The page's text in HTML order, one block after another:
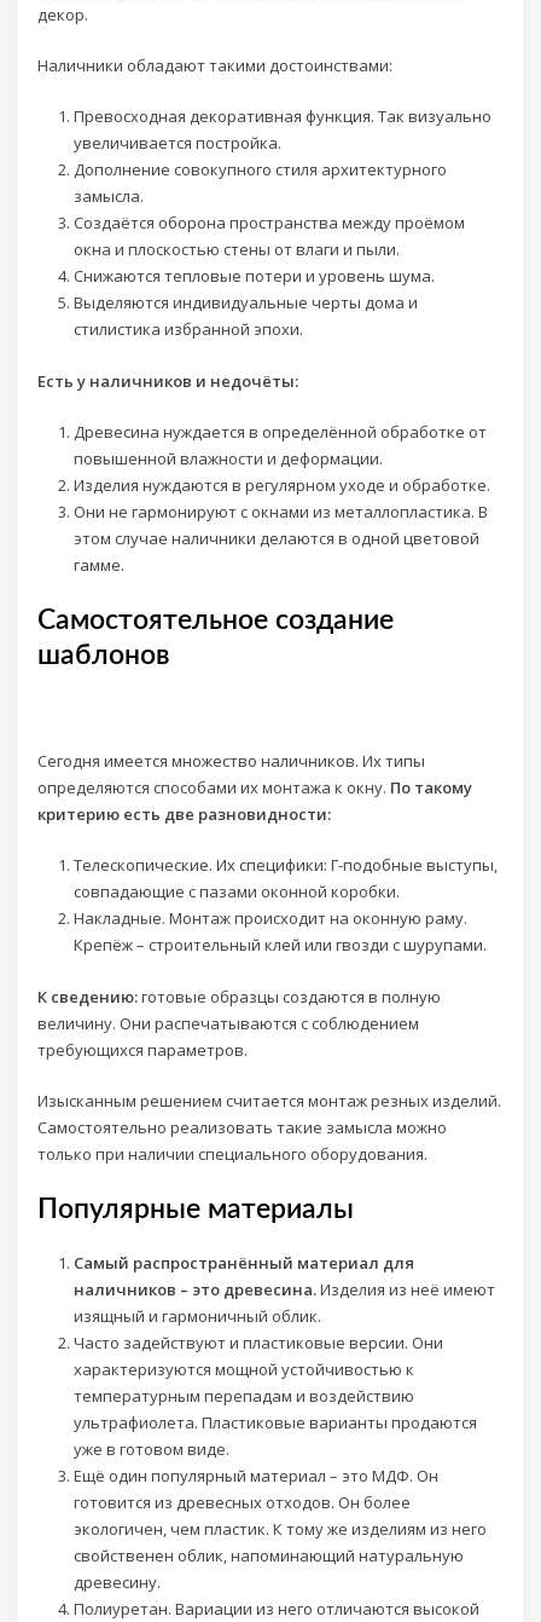
декор.
Наличники обладают такими достоинствами:
Превосходная декоративная функция. Так визуально
увеличивается постройка.
Дополнение совокупного стиля архитектурного
замысла.
Создаётся оборона пространства между проёмом
окна и плоскостью стены от влаги и пыли.
Снижаются тепловые потери и уровень шума.
Выделяются индивидуальные черты дома и
стилистика избранной эпохи.
Есть у наличников и недочёты:
Древесина нуждается в определённой обработке от
повышенной влажности и деформации.
Изделия нуждаются в регулярном уходе и обработке.
Они не гармонируют с окнами из металлопластика. В
этом случае наличники делаются в одной цветовой
гамме.
Самостоятельное создание
шаблонов
Сегодня имеется множество наличников. Их типы
определяются способами их монтажа к окну. По такому
критерию есть две разновидности:
Телескопические. Их специфики: Г-подобные выступы,
совпадающие с пазами оконной коробки.
Накладные. Монтаж происходит на оконную раму.
Крепёж – строительный клей или гвозди с шурупами.
К сведению:готовые образцы создаются в полную
величину. Они распечатываются с соблюдением
требующихся параметров.
Изысканным решением считается монтаж резных изделий.
Самостоятельно реализовать такие замысла можно
только при наличии специального оборудования.
Популярные материалы
Самый распространённый материал для
наличников – это древесина.Изделия из неё имеют
изящный и гармоничный облик.
Часто задействуют и пластиковые версии. Они
характеризуются мощной устойчивостью к
температурным перепадам и воздействию
ультрафиолета. Пластиковые варианты продаются
уже в готовом виде.
Ещё один популярный материал – это МДФ. Он
готовится из древесных отходов. Он более
экологичен, чем пластик. К тому же изделиям из него
свойственен облик, напоминающий натуральную
древесину.
Полиуретан. Вариации из него отличаются высокой